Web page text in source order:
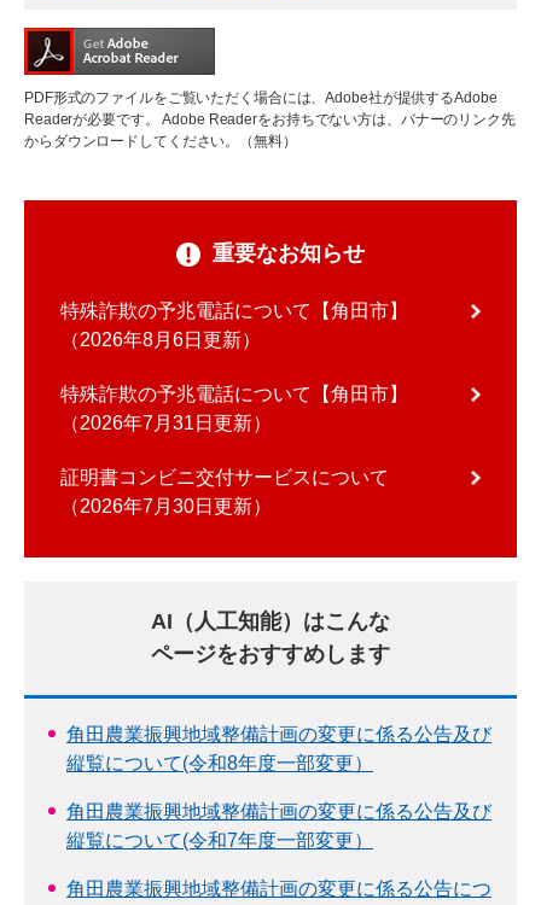
PDF形式のファイルをご覧いただく場合には、Adobe社が提供するAdobe
Readerが必要です。
Adobe Readerをお持ちでない方は、バナーのリンク先
からダウンロードしてください。（無料）
重要なお知らせ
特殊詐欺の予兆電話について【角田市】
2026年8月6日更新
特殊詐欺の予兆電話について【角田市】
2026年7月31日更新
証明書コンビニ交付サービスについて
2026年7月30日更新
AI（人工知能）はこんな
ページをおすすめします
角田農業振興地域整備計画の変更に係る公告及び
縦覧について(令和8年度一部変更）
角田農業振興地域整備計画の変更に係る公告及び
縦覧について(令和7年度一部変更）
角田農業振興地域整備計画の変更に係る公告につ